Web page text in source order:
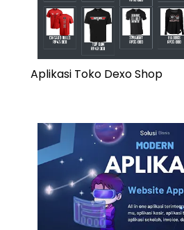
Aplikasi Toko Dexo Shop